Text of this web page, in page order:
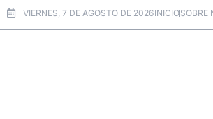
VIERNES, 7 DE AGOSTO DE 2026INICIOSOBRE